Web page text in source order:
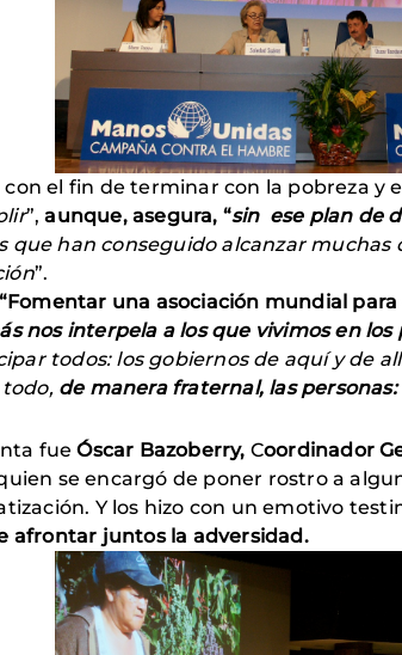
el fin de terminar con la pobreza
”,aunque, asegura, “sin ese plan de
que han conseguido alcanzar
”.
“Fomentar una asociación mundial para
nos interpela a los que vivimos en los
todos: los gobiernos de aquí y de
todo, de manera fraternal, las
fueÓscar Bazoberry, Coordinador
se encargó de poner rostro a
Y los hizo con un emotivo
afrontar juntos la adversidad.